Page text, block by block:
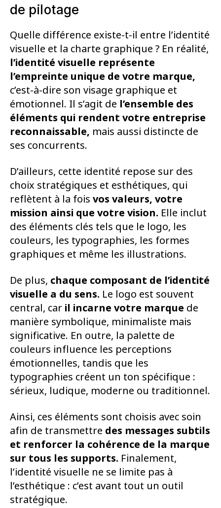
de pilotage
Quelle différence existe-t-il entre l’identité
visuelle et la charte graphique ? En réalité,
l’identité visuelle représente
l’empreinte unique de votre marque,
c’est-à-dire son visage graphique et
émotionnel. Il s’agit de l’ensemble des
éléments qui rendent votre entreprise
reconnaissable, mais aussi distincte de
ses concurrents.
D’ailleurs, cette identité repose sur des
choix stratégiques et esthétiques, qui
reflètent à la fois vos valeurs, votre
mission ainsi que votre vision. Elle inclut
des éléments clés tels que le logo, les
couleurs, les typographies, les formes
graphiques et même les illustrations.
De plus, chaque composant de l’identité
visuelle a du sens. Le logo est souvent
central, car il incarne votre marque de
manière symbolique, minimaliste mais
significative. En outre, la palette de
couleurs influence les perceptions
émotionnelles, tandis que les
typographies créent un ton spécifique :
sérieux, ludique, moderne ou traditionnel.
Ainsi, ces éléments sont choisis avec soin
afin de transmettre des messages subtils
et renforcer la cohérence de la marque
sur tous les supports. Finalement,
l’identité visuelle ne se limite pas à
l’esthétique : c’est avant tout un outil
stratégique.